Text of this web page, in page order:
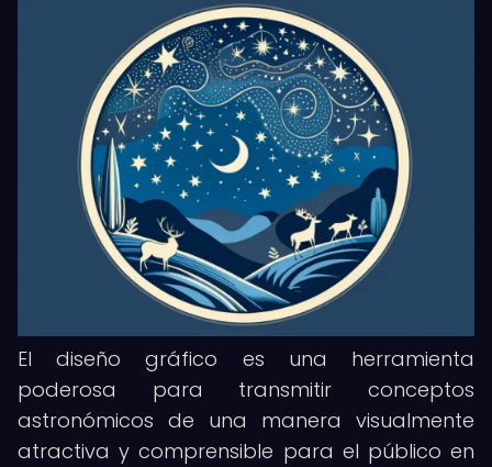
El diseño gráfico es una herramienta
poderosa para transmitir conceptos
astronómicos de una manera visualmente
atractiva y comprensible para el público en